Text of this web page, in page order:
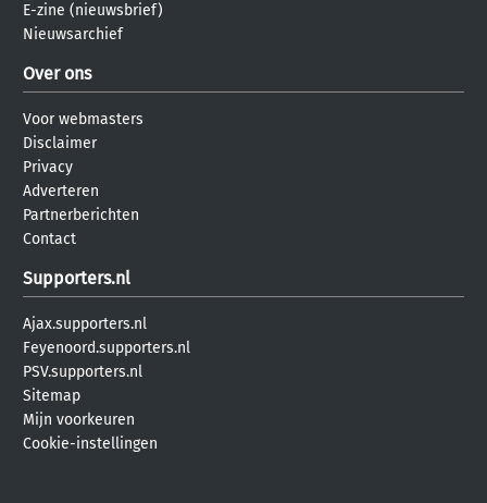
E-zine (nieuwsbrief)
Nieuwsarchief
Over ons
Voor webmasters
Disclaimer
Privacy
Adverteren
Partnerberichten
Contact
Supporters.nl
Ajax.supporters.nl
Feyenoord.supporters.nl
PSV.supporters.nl
Sitemap
Mijn voorkeuren
Cookie-instellingen